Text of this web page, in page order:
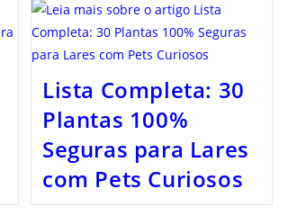
Lista Completa: 30
Plantas 100%
Seguras para Lares
com Pets Curiosos